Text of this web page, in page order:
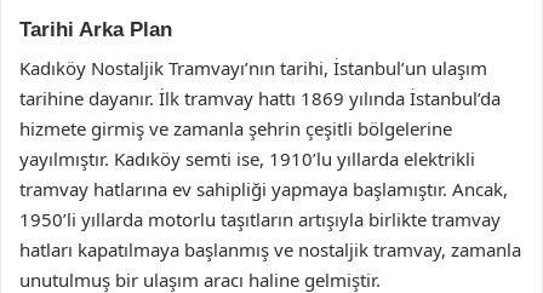
Tarihi Arka Plan
Kadıköy Nostaljik Tramvayı’nın tarihi, İstanbul’un ulaşım
tarihine dayanır. İlk tramvay hattı 1869 yılında İstanbul’da
hizmete girmiş ve zamanla şehrin çeşitli bölgelerine
yayılmıştır. Kadıköy semti ise, 1910’lu yıllarda elektrikli
tramvay hatlarına ev sahipliği yapmaya başlamıştır. Ancak,
1950’li yıllarda motorlu taşıtların artışıyla birlikte tramvay
hatları kapatılmaya başlanmış ve nostaljik tramvay, zamanla
unutulmuş bir ulaşım aracı haline gelmiştir.